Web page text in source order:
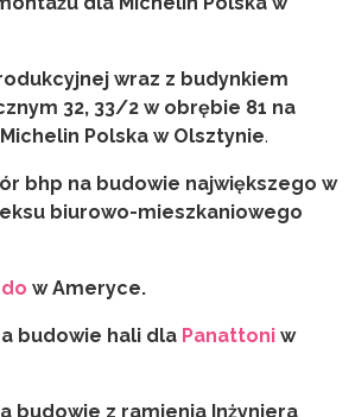
wraz z budynkiem
32, 33/2 w obrębie 81 na
Polska w Olsztynie.
bhp na budowie największego w
biurowo-mieszkaniowego
w Ameryce.
budowie hali dla Panattoni w
budowie z ramienia Inżyniera